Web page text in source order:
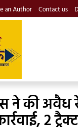
an Author Contact us
ने की अवैध
2